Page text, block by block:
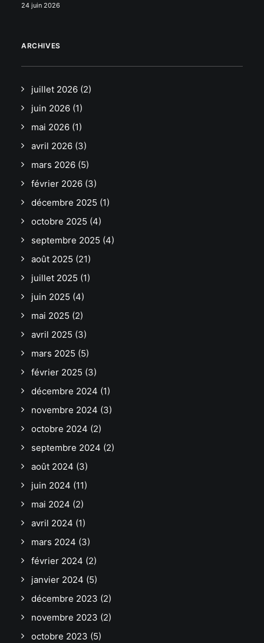
24 juin 2026
ARCHIVES
juillet 2026 (2)
juin 2026 (1)
mai 2026 (1)
avril 2026 (3)
mars 2026 (5)
février 2026 (3)
décembre 2025 (1)
octobre 2025 (4)
septembre 2025 (4)
août 2025 (21)
juillet 2025 (1)
juin 2025 (4)
mai 2025 (2)
avril 2025 (3)
mars 2025 (5)
février 2025 (3)
décembre 2024 (1)
novembre 2024 (3)
octobre 2024 (2)
septembre 2024 (2)
août 2024 (3)
juin 2024 (11)
mai 2024 (2)
avril 2024 (1)
mars 2024 (3)
février 2024 (2)
janvier 2024 (5)
décembre 2023 (2)
novembre 2023 (2)
octobre 2023 (5)